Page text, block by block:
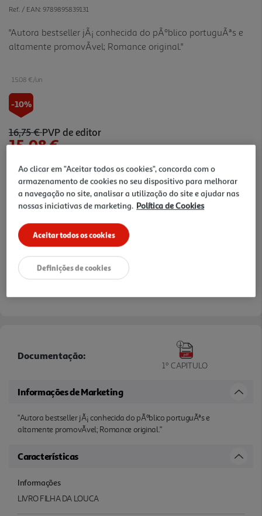
Ref. / EAN: 9789895839131
"Autora bestseller jÃ¡ conhecida do pÃºblico portuguÃªs e
altamente promovÃ­vel; Romance original."
15.08 €/un
-10%
16,75 €PVP de editor
15,08 €
Notas de preparação
Documentação:
1º CAPITULO
Informações de Marketing
"Autora bestseller jÃ¡ conhecida do pÃºblico portuguÃªs e
altamente promovÃ­vel; Romance original."
Características
Informações
LIVRO FILHA DA LOUCA
Ao clicar em "Aceitar todos os cookies", concorda com o
armazenamento de cookies no seu dispositivo para melhorar
a navegação no site, analisar a utilização do site e ajudar nas
nossas iniciativas de marketing. Política de Cookies
Aceitar todos os cookies
Definições de cookies